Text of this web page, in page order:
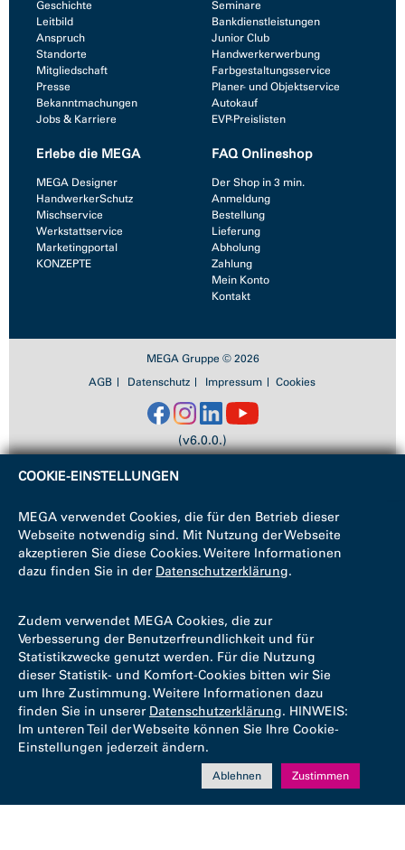
Geschichte
Leitbild
Anspruch
Standorte
Mitgliedschaft
Presse
Bekanntmachungen
Jobs & Karriere
Seminare
Bankdienstleistungen
Junior Club
Handwerkerwerbung
Farbgestaltungsservice
Planer- und Objektservice
Autokauf
EVP-Preislisten
Erlebe die MEGA
MEGA Designer
HandwerkerSchutz
Mischservice
Werkstattservice
Marketingportal
KONZEPTE
FAQ Onlineshop
Der Shop in 3 min.
Anmeldung
Bestellung
Lieferung
Abholung
Zahlung
Mein Konto
Kontakt
MEGA Gruppe © 2026
AGB
Datenschutz Impressum Cookies
(v6.0.0.)
COOKIE-EINSTELLUNGEN
MEGA verwendet Cookies, die für den Betrieb dieser
Webseite notwendig sind. Mit Nutzung der Webseite
akzeptieren Sie diese Cookies. Weitere Informationen
dazu finden Sie in der Datenschutzerklärung.
Zudem verwendet MEGA Cookies, die zur
Verbesserung der Benutzerfreundlichkeit und für
Statistikzwecke genutzt werden. Für die Nutzung
dieser Statistik- und Komfort-Cookies bitten wir Sie
um Ihre Zustimmung. Weitere Informationen dazu
finden Sie in unserer Datenschutzerklärung. HINWEIS:
Im unteren Teil der Webseite können Sie Ihre Cookie-
Einstellungen jederzeit ändern.
Zustimmen
Ablehnen